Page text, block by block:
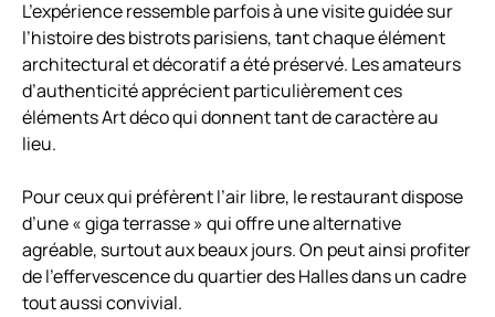
L’expérience ressemble parfois à une visite guidée sur
l’histoire des bistrots parisiens, tant chaque élément
architectural et décoratif a été préservé. Les amateurs
d’authenticité apprécient particulièrement ces
éléments Art déco qui donnent tant de caractère au
lieu.
Pour ceux qui préfèrent l’air libre, le restaurant dispose
d’une « giga terrasse » qui offre une alternative
agréable, surtout aux beaux jours. On peut ainsi profiter
de l’effervescence du quartier des Halles dans un cadre
tout aussi convivial.